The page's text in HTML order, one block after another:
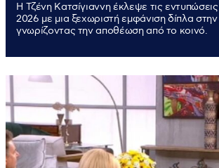
Η Τζένη Κατσίγιαννη έκλεψε τις
2026 με μια ξεχωριστή εμφάνιση δίπλα
γνωρίζοντας την αποθέωση από το κοινό.